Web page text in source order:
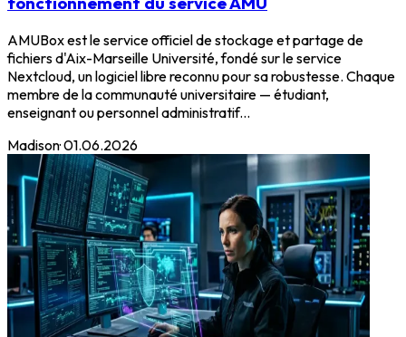
AMUBox est le service officiel de stockage et partage de
fichiers d'Aix-Marseille Université, fondé sur le service
Nextcloud, un logiciel libre reconnu pour sa robustesse. Chaque
membre de la communauté universitaire — étudiant,
enseignant ou personnel administratif...
Madison·01.06.2026